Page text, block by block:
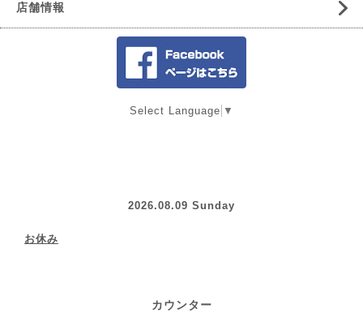
店舗情報
Select Language ▼
2026.08.09 Sunday
お休み
カウンター